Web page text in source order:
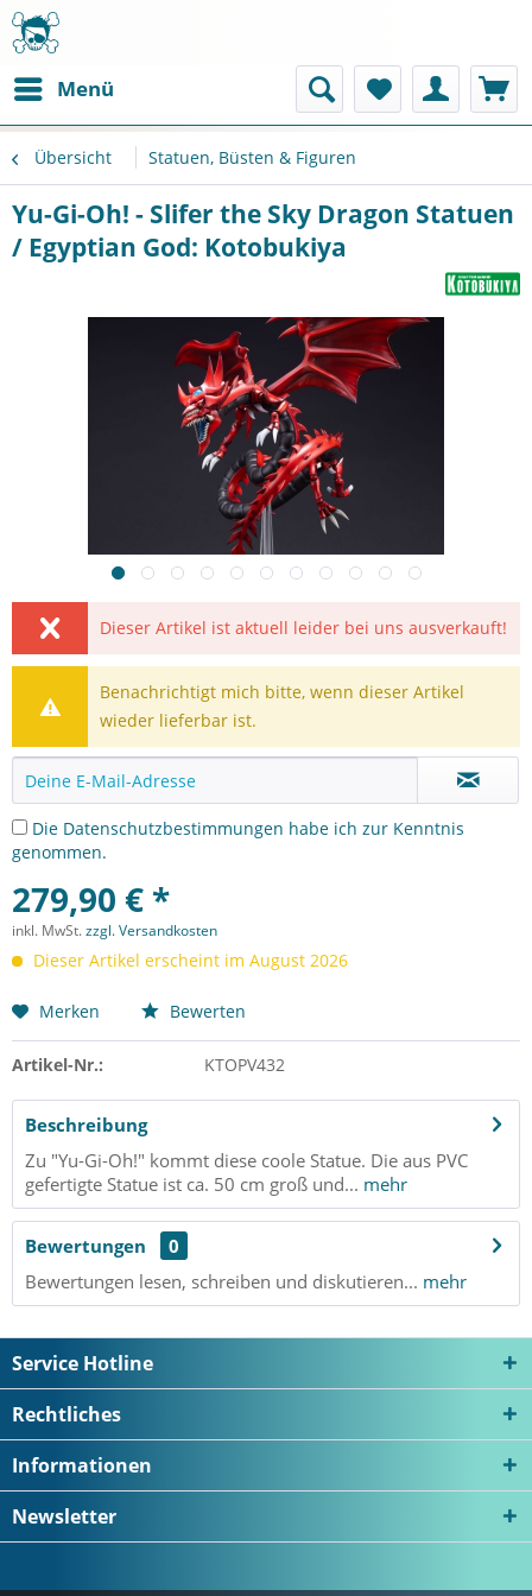
Menü
Übersicht Statuen, Büsten & Figuren
Yu-Gi-Oh! - Slifer the Sky Dragon Statuen
/ Egyptian God: Kotobukiya
Dieser Artikel ist aktuell leider bei uns ausverkauft!
Benachrichtigt mich bitte, wenn dieser Artikel
wieder lieferbar ist.
Die Datenschutzbestimmungen habe ich zur Kenntnis
genommen.
279,90 € *
inkl. MwSt.zzgl. Versandkosten
Dieser Artikel erscheint im August 2026
Merken Bewerten
Artikel-Nr.: KTOPV432
Beschreibung
Zu "Yu-Gi-Oh!" kommt diese coole Statue. Die aus PVC
gefertigte Statue ist ca. 50 cm groß und... mehr
Bewertungen
0
Bewertungen lesen, schreiben und diskutieren... mehr
Service Hotline
Rechtliches
Informationen
Newsletter